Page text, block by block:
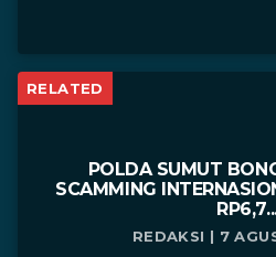
RELATED
POLDA SUMUT
SCAMMING
REDAKSI | 7